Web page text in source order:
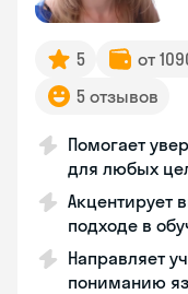
5 от
5 отзывов
Помогает
для любых
Акцентирует
подходе в
Направляет
пониманию